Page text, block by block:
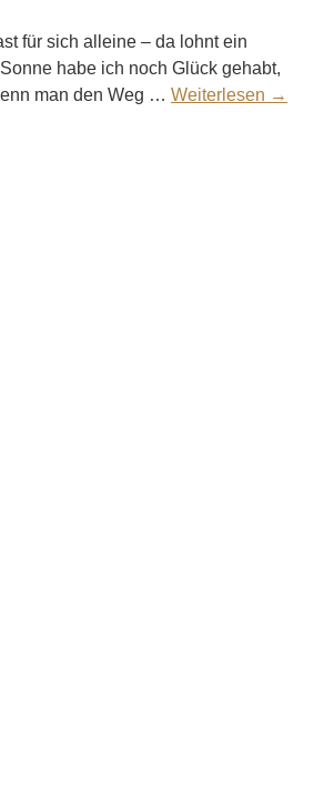
für sich alleine – da lohnt ein
habe ich noch Glück gehabt,
man den Weg … Weiterlesen →